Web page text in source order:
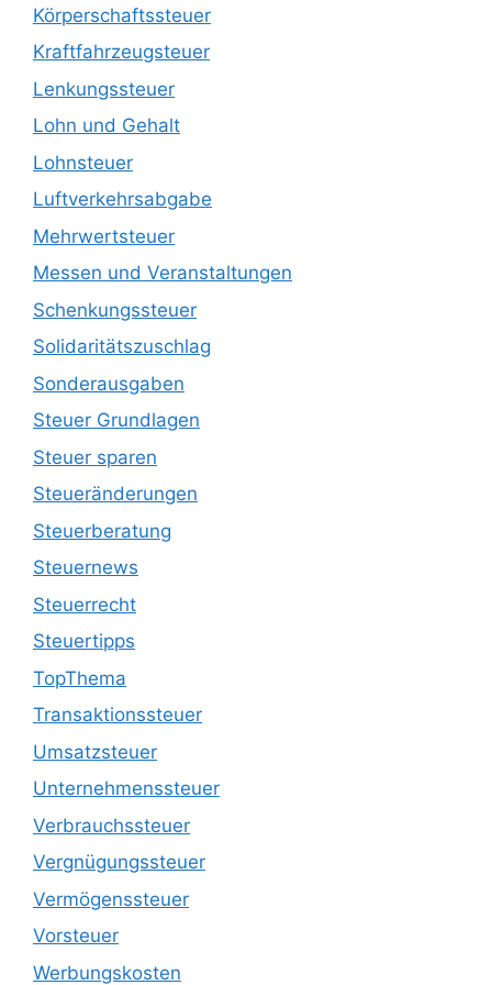
Körperschaftssteuer
Kraftfahrzeugsteuer
Lenkungssteuer
Lohn und Gehalt
Lohnsteuer
Luftverkehrsabgabe
Mehrwertsteuer
Messen und Veranstaltungen
Schenkungssteuer
Solidaritätszuschlag
Sonderausgaben
Steuer Grundlagen
Steuer sparen
Steueränderungen
Steuerberatung
Steuernews
Steuerrecht
Steuertipps
TopThema
Transaktionssteuer
Umsatzsteuer
Unternehmenssteuer
Verbrauchssteuer
Vergnügungssteuer
Vermögenssteuer
Vorsteuer
Werbungskosten